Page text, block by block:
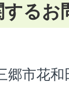
るお
郷市花